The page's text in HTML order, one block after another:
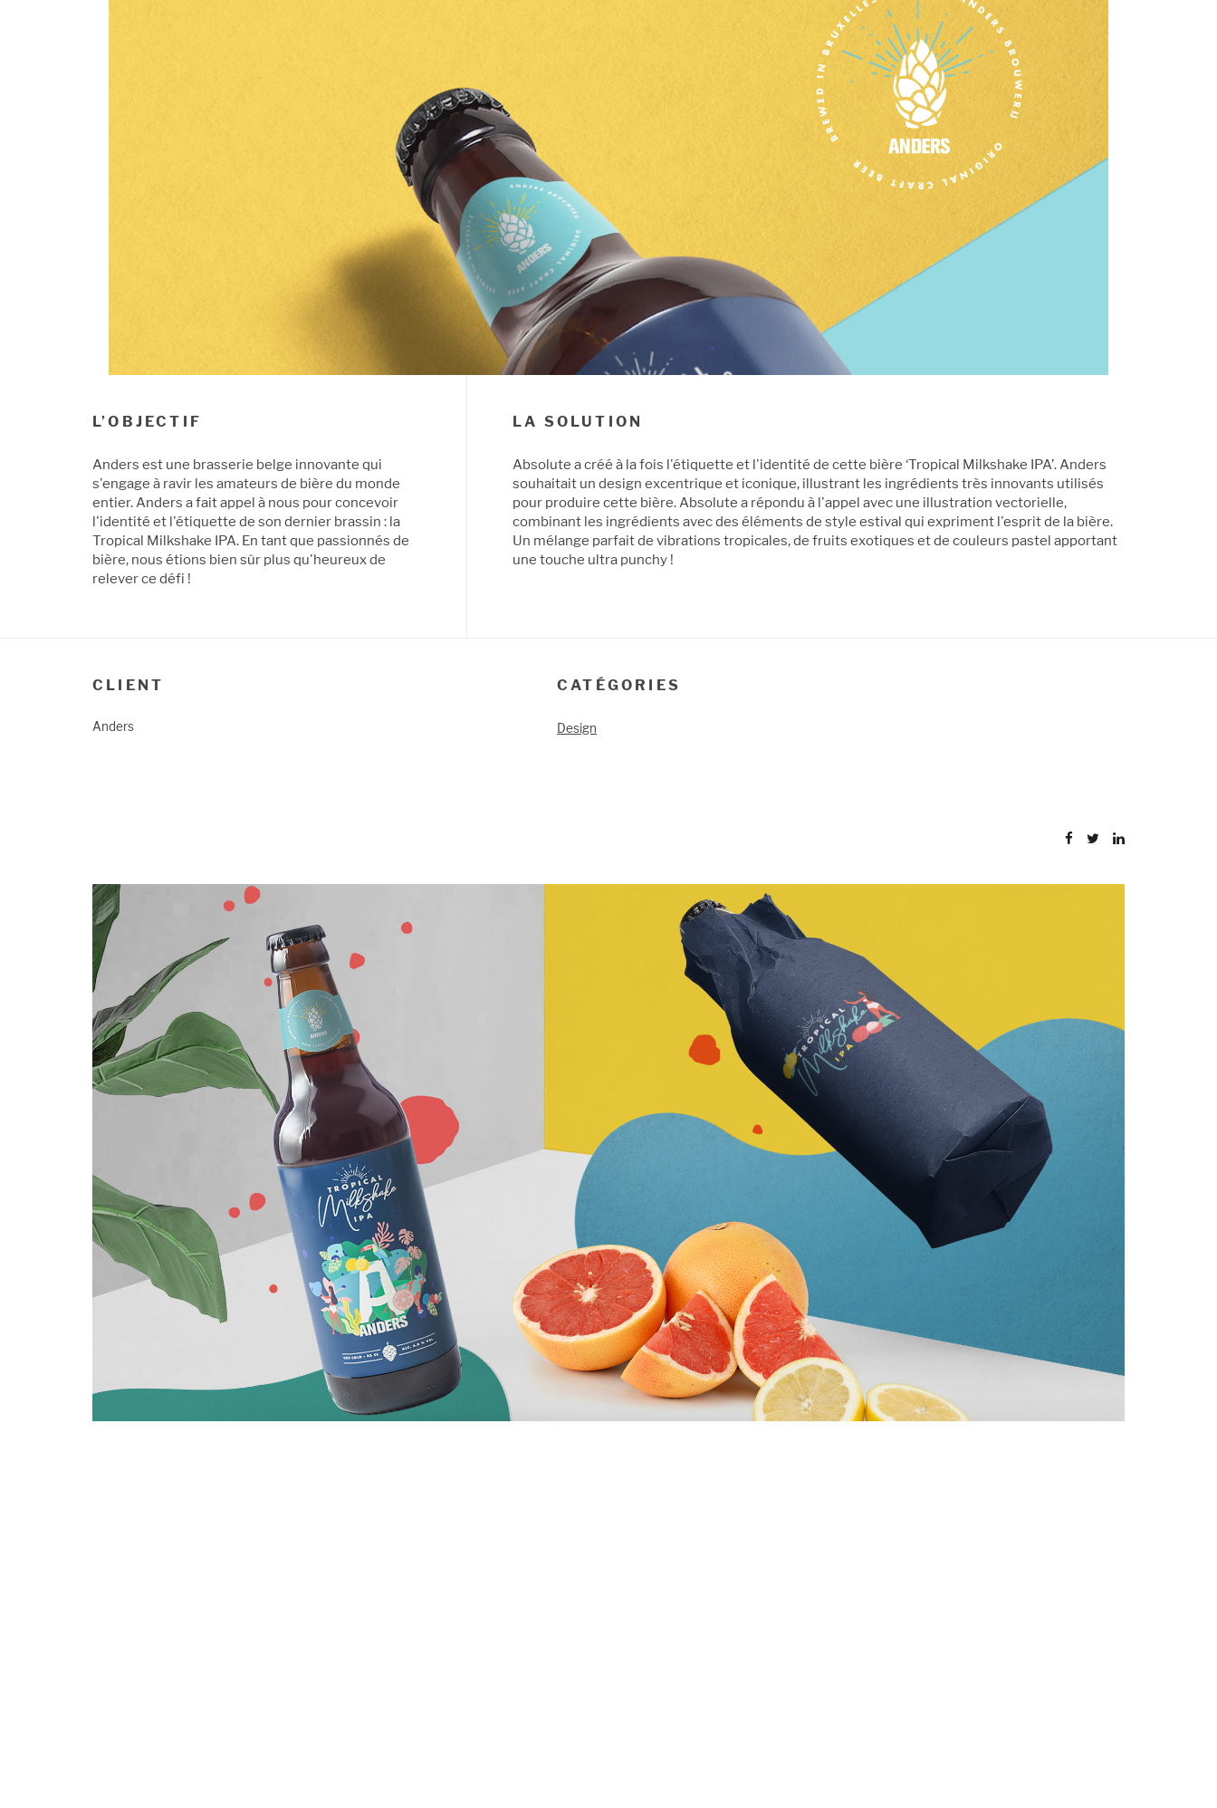
L’OBJECTIF
Anders est une brasserie belge innovante qui
s'engage à ravir les amateurs de bière du monde
entier. Anders a fait appel à nous pour concevoir
l'identité et l'étiquette de son dernier brassin : la
Tropical Milkshake IPA. En tant que passionnés de
bière, nous étions bien sûr plus qu'heureux de
relever ce défi !
LA SOLUTION
Absolute a créé à la fois l'étiquette et l'identité de cette bière ‘Tropical Milkshake IPA’. Anders
souhaitait un design excentrique et iconique, illustrant les ingrédients très innovants utilisés
pour produire cette bière. Absolute a répondu à l'appel avec une illustration vectorielle,
combinant les ingrédients avec des éléments de style estival qui expriment l'esprit de la bière.
Un mélange parfait de vibrations tropicales, de fruits exotiques et de couleurs pastel apportant
une touche ultra punchy !
CLIENT
Anders
CATÉGORIES
Design